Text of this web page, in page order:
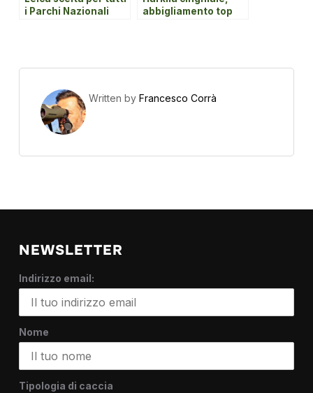
i Parchi Nazionali
abbigliamento top
Written by Francesco Corrà
NEWSLETTER
Indirizzo email:
Nome
Tipologia di caccia